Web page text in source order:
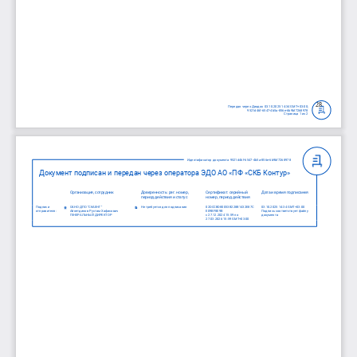
28
Передан через Диадок 03.10.2025 14:34 GMT+03:00;
9521d46f-6547-4b5a-856e-6b9bf7268978
Страница 1 из 2
Документ подписан и передан через оператора ЭДО АО «ПФ «СКБ Контур»
Идентификатор документа 9521d46f-6547-4b5a-856e-6b9bf7268978
Организация, сотрудник
Доверенность: рег. номер,
период действия и статус
Сертификат: серийный
номер, период действия
Дата и время подписания
03.10.2025 14:34 GMT+03:00
Подпись соответствует файлу
документа
02DCCBD80053B228B1432E87C
E09BF8E9B
с 27.12.2024 15:59 по
27.03.2026 15:59 GMT+03:00
Не требуется для подписания

ОАНО ДПО "СКАЕНГ"
Айнетдинов Рустам Хафисович
ГЕНЕРАЛЬНЫЙ ДИРЕКТОР

Подписи
отправителя: